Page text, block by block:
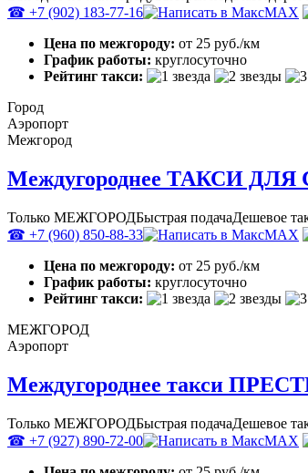
☎ +7 (902) 183-77-16
MAX
Цена по межгороду: от 25 руб./км
График работы: круглосуточно
Рейтинг такси:
Город
Аэропорт
Межгород
Междугороднее ТАКСИ ДЛЯ
Только МЕЖГОРОДБыстрая подачаДешевое
☎ +7 (960) 850-88-33
MAX
Цена по межгороду: от 25 руб./км
График работы: круглосуточно
Рейтинг такси:
МЕЖГОРОД
Аэропорт
Междугороднее такси
Только МЕЖГОРОДБыстрая подачаДешевое
☎ +7 (927) 890-72-00
MAX